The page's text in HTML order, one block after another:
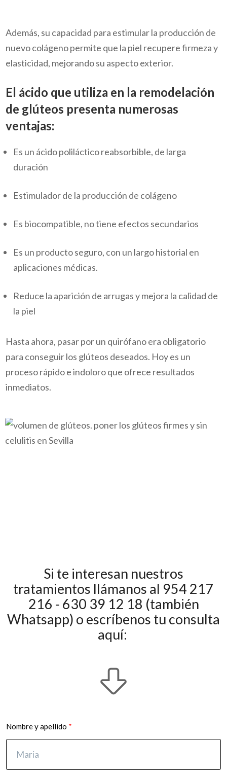
Además, su capacidad para estimular la producción de
nuevo colágeno permite que la piel recupere firmeza y
elasticidad, mejorando su aspecto exterior.
El ácido que utiliza en la remodelación
de glúteos presenta numerosas
ventajas:
Es un ácido poliláctico reabsorbible, de larga
duración
Estimulador de la producción de colágeno
Es biocompatible, no tiene efectos secundarios
Es un producto seguro, con un largo historial en
aplicaciones médicas.
Reduce la aparición de arrugas y mejora la calidad de
la piel
Hasta ahora, pasar por un quirófano era obligatorio
para conseguir los glúteos deseados. Hoy es un
proceso rápido e indoloro que ofrece resultados
inmediatos.
Si te interesan nuestros
tratamientos llámanos al 954 217
216 - 630 39 12 18 (también
Whatsapp) o escríbenos tu consulta
aquí:
Nombre y apellido